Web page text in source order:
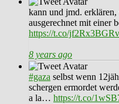
kann und jmd. erklären,
ausgerechnet mit einer
https://t.co/jf2Rx3BGRv
8 years ago
#gaza selbst wenn
schergen ermordet
a la… https://t.co/